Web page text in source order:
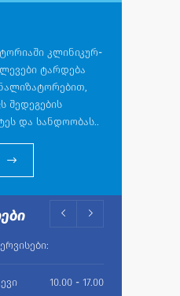
კლინიკურ-
ტარდება
შედეგების
და სანდოობას..
10.00 - 17.00